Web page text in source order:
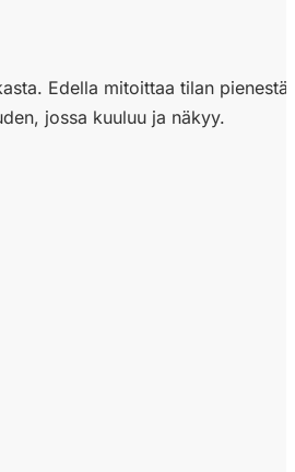
Edella mitoittaa tilan
jossa kuuluu ja näkyy.